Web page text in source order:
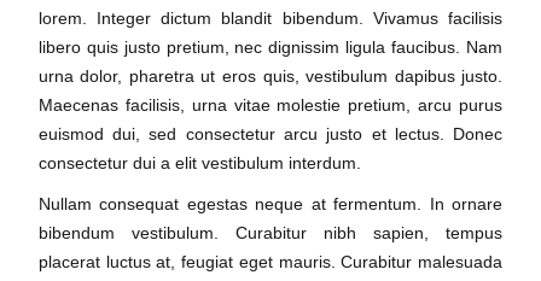
lorem. Integer dictum blandit bibendum. Vivamus facilisis
libero quis justo pretium, nec dignissim ligula faucibus. Nam
urna dolor, pharetra ut eros quis, vestibulum dapibus justo.
Maecenas facilisis, urna vitae molestie pretium, arcu purus
euismod dui, sed consectetur arcu justo et lectus. Donec
consectetur dui a elit vestibulum interdum.
Nullam consequat egestas neque at fermentum. In ornare
bibendum vestibulum. Curabitur nibh sapien, tempus
placerat luctus at, feugiat eget mauris. Curabitur malesuada